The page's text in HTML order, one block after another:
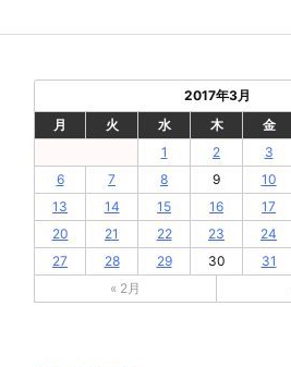
2017年3月
月
火 水 木 金
1
2 3
6
7 8 9 10
13
14 15 16 17
20
21 22 23 24
27
28 29 30
31
« 2月